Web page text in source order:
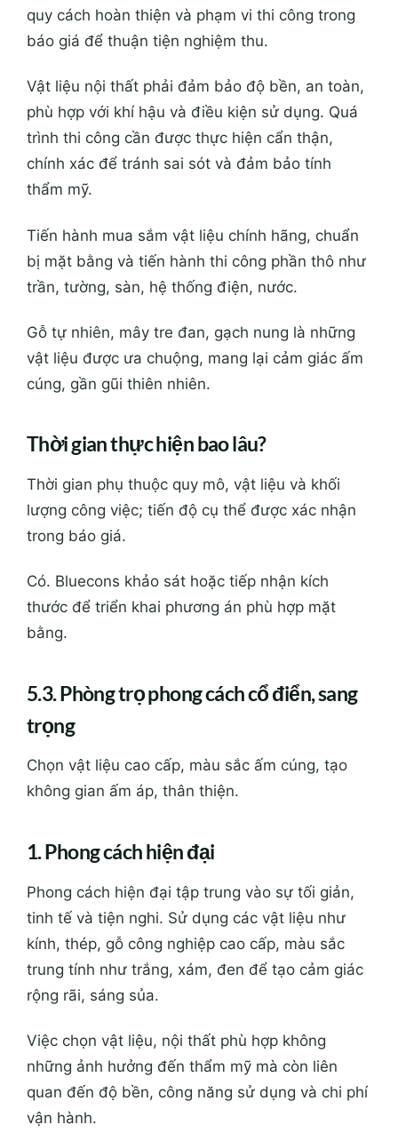
quy cách hoàn thiện và phạm vi thi công trong
báo giá để thuận tiện nghiệm thu.
Vật liệu nội thất phải đảm bảo độ bền, an toàn,
phù hợp với khí hậu và điều kiện sử dụng. Quá
trình thi công cần được thực hiện cẩn thận,
chính xác để tránh sai sót và đảm bảo tính
thẩm mỹ.
Tiến hành mua sắm vật liệu chính hãng, chuẩn
bị mặt bằng và tiến hành thi công phần thô như
trần, tường, sàn, hệ thống điện, nước.
Gỗ tự nhiên, mây tre đan, gạch nung là những
vật liệu được ưa chuộng, mang lại cảm giác ấm
cúng, gần gũi thiên nhiên.
Thời gian thực hiện bao lâu?
Thời gian phụ thuộc quy mô, vật liệu và khối
lượng công việc; tiến độ cụ thể được xác nhận
trong báo giá.
Có. Bluecons khảo sát hoặc tiếp nhận kích
thước để triển khai phương án phù hợp mặt
bằng.
5.3. Phòng trọ phong cách cổ điển, sang
trọng
Chọn vật liệu cao cấp, màu sắc ấm cúng, tạo
không gian ấm áp, thân thiện.
1. Phong cách hiện đại
Phong cách hiện đại tập trung vào sự tối giản,
tinh tế và tiện nghi. Sử dụng các vật liệu như
kính, thép, gỗ công nghiệp cao cấp, màu sắc
trung tính như trắng, xám, đen để tạo cảm giác
rộng rãi, sáng sủa.
Việc chọn vật liệu, nội thất phù hợp không
những ảnh hưởng đến thẩm mỹ mà còn liên
quan đến độ bền, công năng sử dụng và chi phí
vận hành.